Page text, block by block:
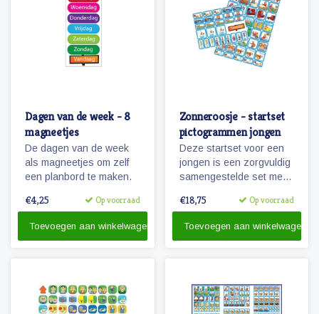
Dagen van de week - 8
magneetjes
De dagen van de week
als magneetjes om zelf
een planbord te maken.
€4,25 Op voorraad
Toevoegen aan winkelwagen
Zonneroosje - startset
pictogrammen jongen
Deze startset voor een
jongen is een zorgvuldig
samengestelde set met
pictogrammen voor
€18,75 Op voorraad
Toevoegen aan winkelwagen